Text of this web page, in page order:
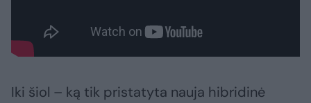
Iki šiol – ką tik pristatyta nauja hibridinė